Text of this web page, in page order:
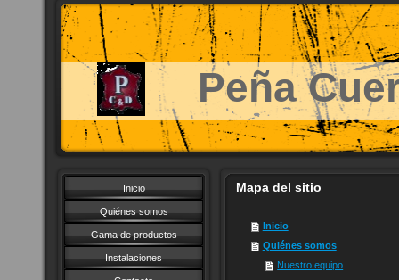
Peña
Inicio
Quiénes somos
Gama de productos
Instalaciones
Mapa del sitio
Inicio
Quiénes somos
Nuestro equipo